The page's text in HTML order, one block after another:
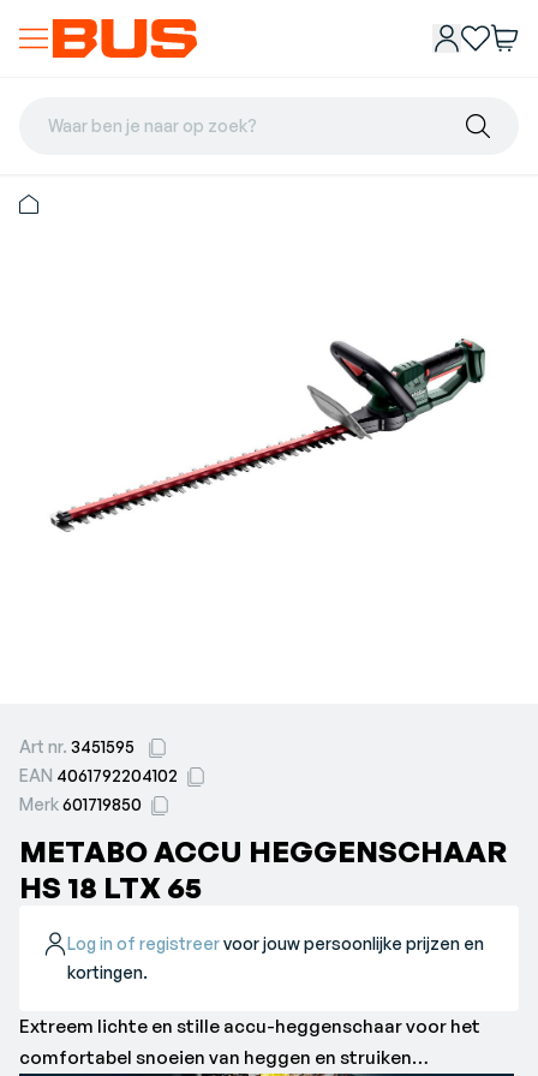
Waar ben je naar op zoek?
Art nr. 3451595
EAN 4061792204102
Merk601719850
METABO ACCU HEGGENSCHAAR
HS 18 LTX 65
Log in of registreervoor jouw persoonlijke prijzen en
kortingen.
Extreem lichte en stille accu-heggenschaar voor het
comfortabel snoeien van heggen en struiken